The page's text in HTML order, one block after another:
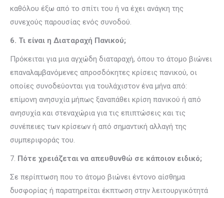
καθόλου έξω από το σπίτι του ή να έχει ανάγκη της
συνεχούς παρουσίας ενός συνοδού.
6. Τι είναι η Διαταραχή Πανικού;
Πρόκειται για μια αγχώδη διαταραχή, όπου το άτομο βιώνει
επαναλαμβανόμενες απροσδόκητες κρίσεις πανικού, οι
οποίες συνοδεύονται για τουλάχιστον ένα μήνα από:
επίμονη ανησυχία μήπως ξαναπάθει κρίση πανικού ή από
ανησυχία και στεναχώρια για τις επιπτώσεις και τις
συνέπειες των κρίσεων ή από σημαντική αλλαγή της
συμπεριφοράς του.
7. Πότε χρειάζεται να απευθυνθώ σε κάποιον ειδικό;
Σε περίπτωση που το άτομο βιώνει έντονο αίσθημα
δυσφορίας ή παρατηρείται έκπτωση στην λειτουργικότητά